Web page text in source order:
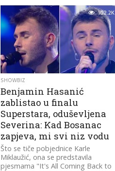
102.2K
SHOWBIZ
Benjamin Hasanić
zablistao u finalu
Superstara, oduševljena
Severina: Kad Bosanac
zapjeva, mi svi niz vodu
Što se tiče pobjednice Karle
Miklaužić, ona se predstavila
pjesmama "It's All Coming Back to